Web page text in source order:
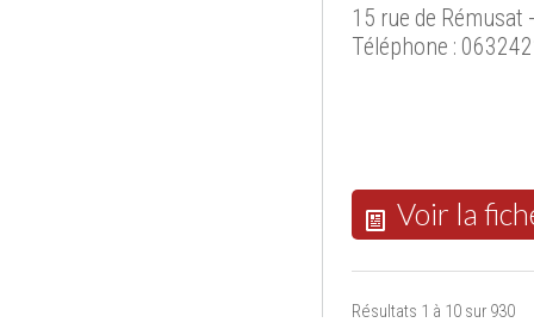
15 rue de Rémusat
Téléphone :
Voir la
Résultats 1 à 10 sur 930